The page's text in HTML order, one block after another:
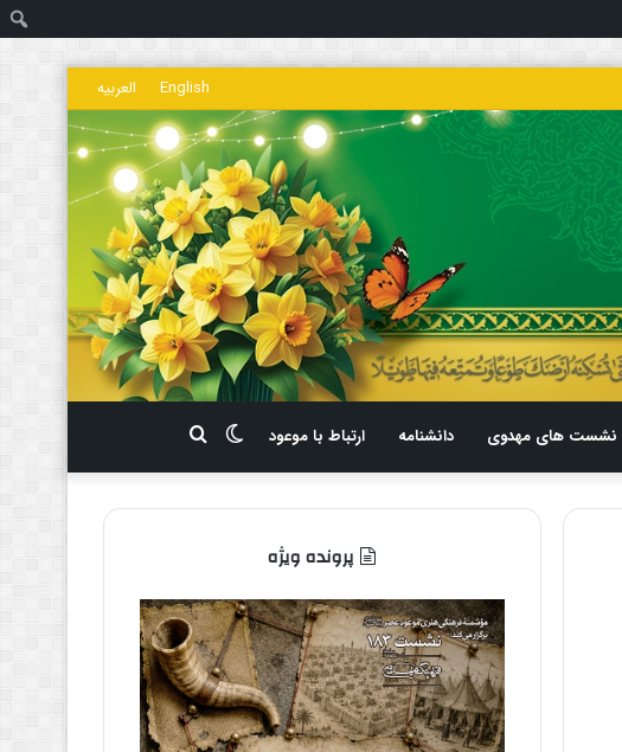
English العربیه
نشست های مهدوی دانشنامه ارتباط با موعود
برای
تغییر
پوسته
پرونده ویژه